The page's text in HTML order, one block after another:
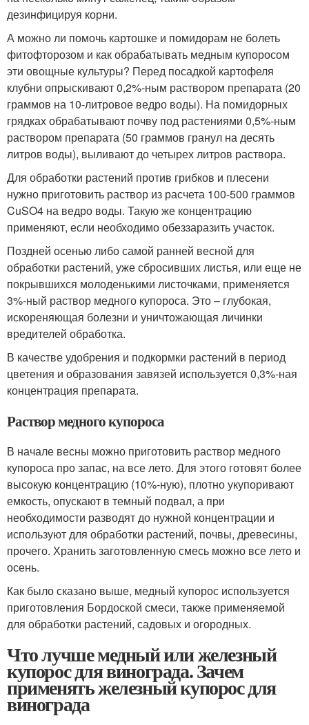
дезинфицируя корни.
А можно ли помочь картошке и помидорам не болеть
фитофторозом и как обрабатывать медным купоросом
эти овощные культуры? Перед посадкой картофеля
клубни опрыскивают 0,2%-ным раствором препарата (20
граммов на 10-литровое ведро воды). На помидорных
грядках обрабатывают почву под растениями 0,5%-ным
раствором препарата (50 граммов гранул на десять
литров воды), выливают до четырех литров раствора.
Для обработки растений против грибков и плесени
нужно приготовить раствор из расчета 100-500 граммов
CuSO4 на ведро воды. Такую же концентрацию
применяют, если необходимо обеззаразить участок.
Поздней осенью либо самой ранней весной для
обработки растений, уже сбросивших листья, или еще не
покрывшихся молоденькими листочками, применяется
3%-ный раствор медного купороса. Это – глубокая,
искореняющая болезни и уничтожающая личинки
вредителей обработка.
В качестве удобрения и подкормки растений в период
цветения и образования завязей используется 0,3%-ная
концентрация препарата.
Раствор медного купороса
В начале весны можно приготовить раствор медного
купороса про запас, на все лето. Для этого готовят более
высокую концентрацию (10%-ную), плотно укупоривают
емкость, опускают в темный подвал, а при
необходимости разводят до нужной концентрации и
используют для обработки растений, почвы, древесины,
прочего. Хранить заготовленную смесь можно все лето и
осень.
Как было сказано выше, медный купорос используется
приготовления Бордоской смеси, также применяемой
для обработки растений, садовых и огородных.
Что лучше медный или железный
купорос для винограда. Зачем
применять железный купорос для
винограда